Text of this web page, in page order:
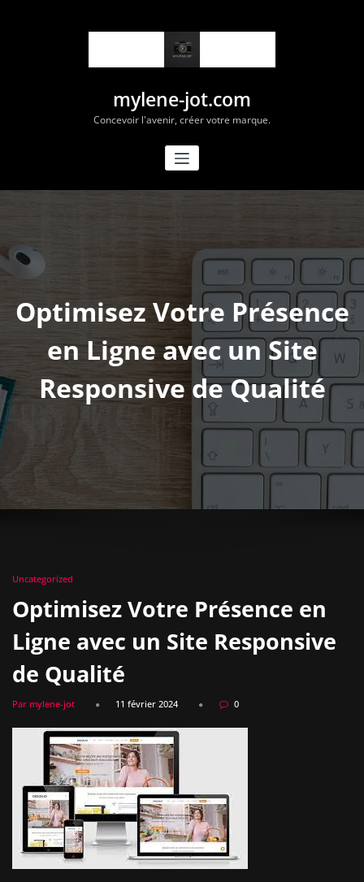
mylene-jot.com
Concevoir l'avenir, créer votre marque.
Optimisez Votre Présence
en Ligne avec un Site
Responsive de Qualité
Uncategorized
Optimisez Votre Présence en
Ligne avec un Site Responsive
de Qualité
Par mylene-jot 11 février 2024 0